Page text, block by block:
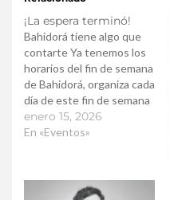
¡La espera terminó!
Bahidorá tiene algo que
contarte Ya tenemos los
horarios del fin de semana
de Bahidorá, organiza cada
día de este fin de semana
épico y disfruta de tus
artistas favoritos.
enero 15, 2026
En «Eventos»